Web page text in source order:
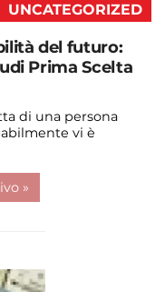
UNCATEGORIZED
del futuro:
Prima Scelta
di una persona
vi è
»